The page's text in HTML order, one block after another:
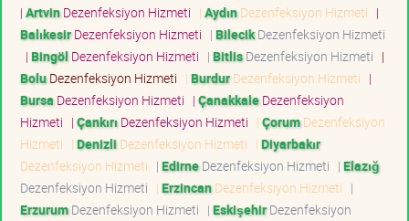
| ArtvinDezenfeksiyon Hizmeti | AydınDezenfeksiyon Hizmeti |
BalıkesirDezenfeksiyon Hizmeti | BilecikDezenfeksiyon Hizmeti
| Bingöl Dezenfeksiyon Hizmeti | BitlisDezenfeksiyon Hizmeti |
BoluDezenfeksiyon Hizmeti | BurdurDezenfeksiyon Hizmeti |
Bursa Dezenfeksiyon Hizmeti | ÇanakkaleDezenfeksiyon
Hizmeti | Çankırı Dezenfeksiyon Hizmeti | ÇorumDezenfeksiyon
Hizmeti | Denizli Dezenfeksiyon Hizmeti | Diyarbakır
Dezenfeksiyon Hizmeti | EdirneDezenfeksiyon Hizmeti | Elazığ
Dezenfeksiyon Hizmeti | ErzincanDezenfeksiyon Hizmeti |
ErzurumDezenfeksiyon Hizmeti | EskişehirDezenfeksiyon